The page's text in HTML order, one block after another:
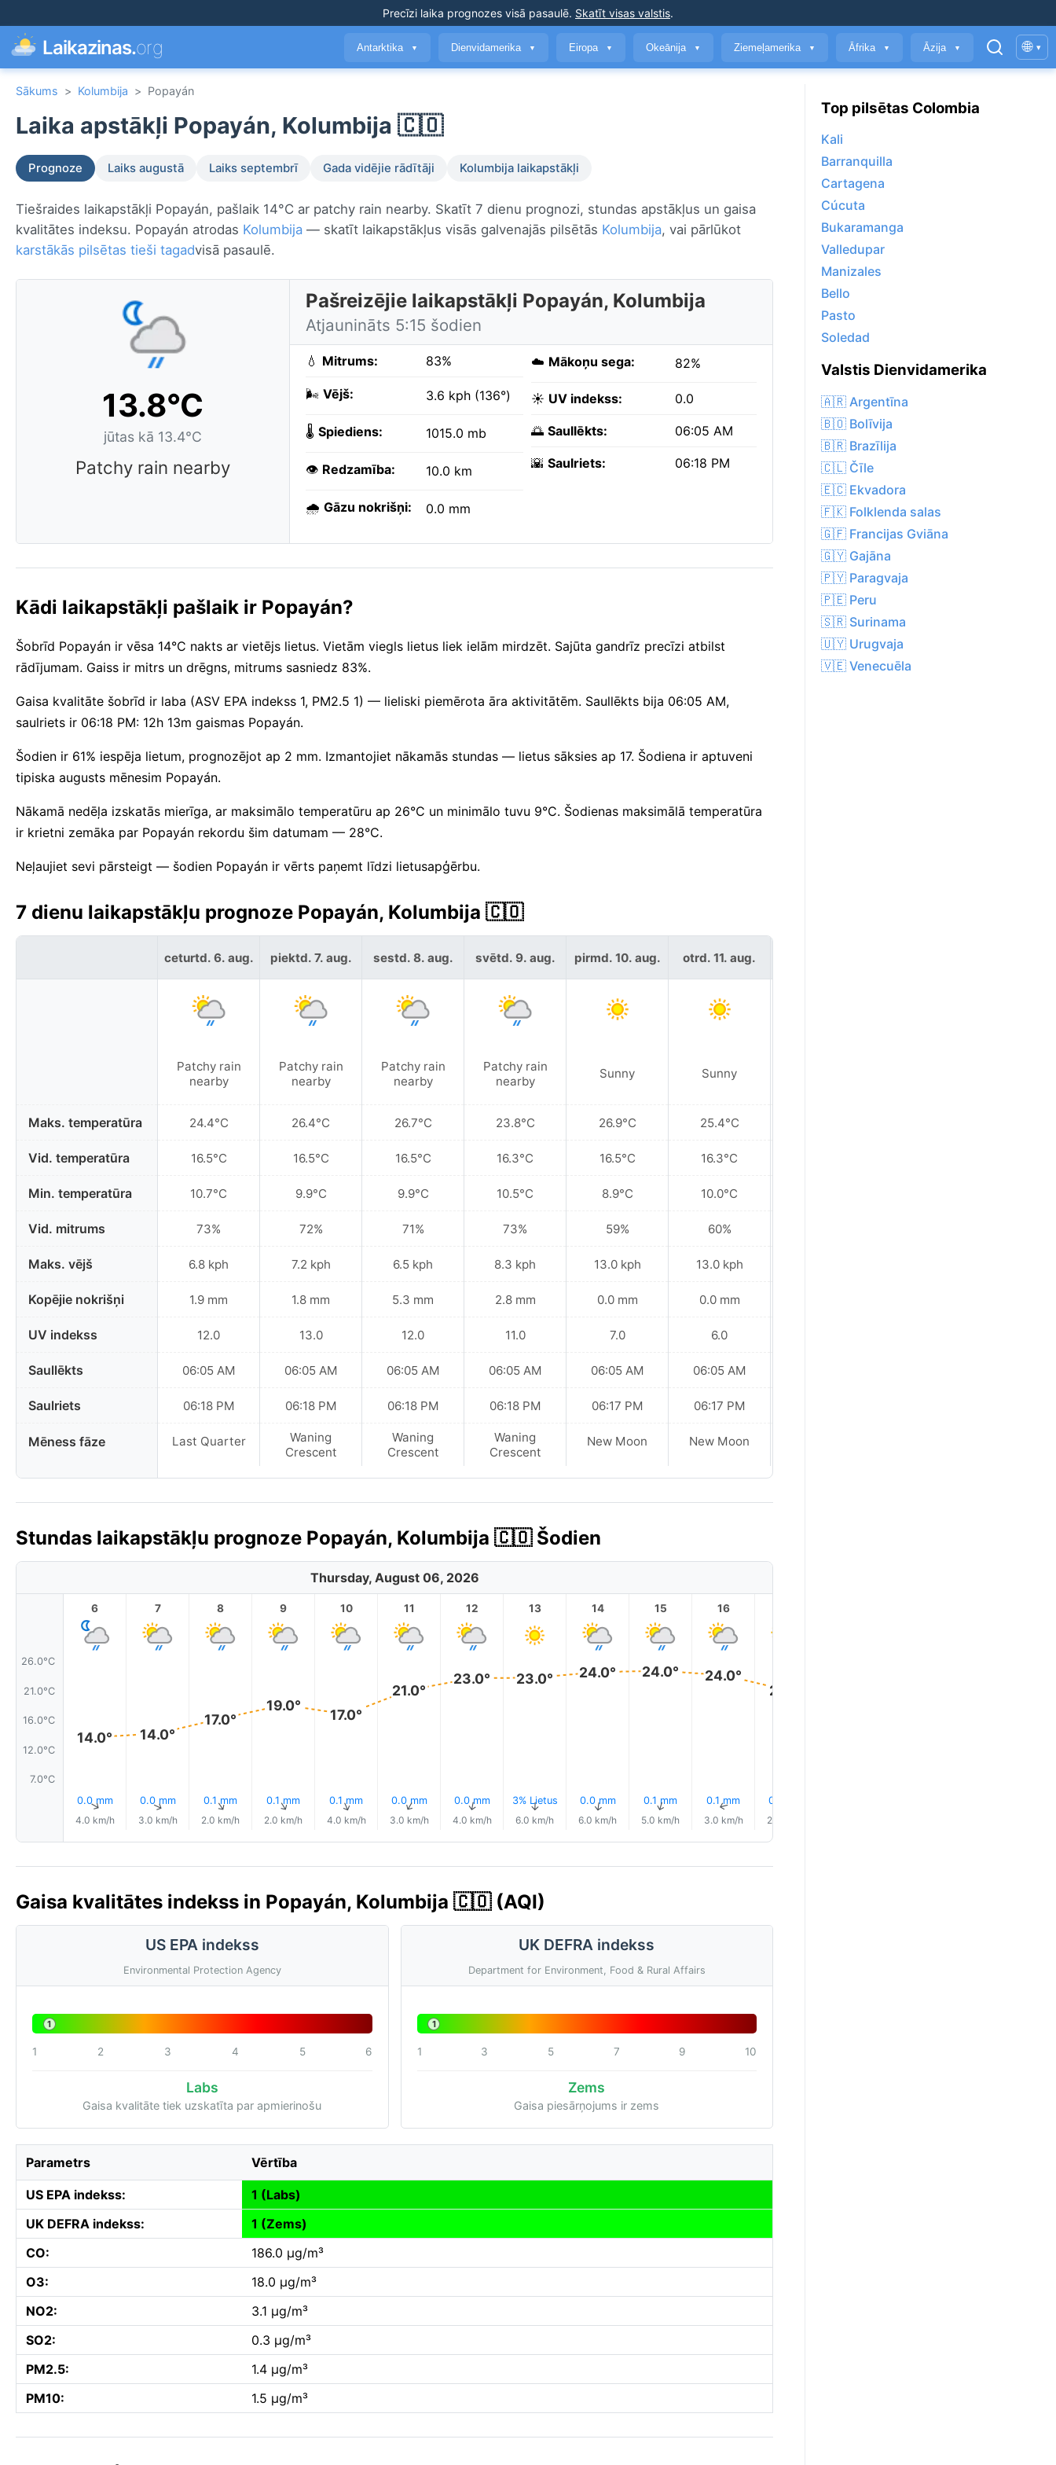
Precīzi laika prognozes visā pasaulē. Skatīt visas valstis.
Laikazinas.org Antarktika ▼ Dienvidamerika ▼ Eiropa ▼ Okeānija ▼ Ziemeļamerika ▼ Āfrika ▼ Āzija ▼ 🌐 ▾
Sākums > Kolumbija > Popayán
Laika apstākļi Popayán, Kolumbija 🇨🇴
Prognoze Laiks augustā Laiks septembrī Gada vidējie rādītāji Kolumbija laikapstākļi
Tiešraides laikapstākļi Popayán, pašlaik 14°C ar patchy rain nearby. Skatīt 7 dienu prognozi, stundas apstākļus un gaisa
kvalitātes indeksu. Popayán atrodas Kolumbija — skatīt laikapstākļus visās galvenajās pilsētās Kolumbija, vai pārlūkot
karstākās pilsētas tieši tagadvisā pasaulē.
13.8°C
jūtas kā 13.4°C
Patchy rain nearby
Pašreizējie laikapstākļi Popayán, Kolumbija
Atjaunināts 5:15 šodien
💧 Mitrums: 83%
🌬️ Vējš: 3.6 kph (136°)
🌡️ Spiediens: 1015.0 mb
👁️ Redzamība: 10.0 km
🌧️ Gāzu nokrišņi: 0.0 mm
☁️ Mākoņu sega: 82%
☀️ UV indekss: 0.0
🌅 Saullēkts: 06:05 AM
🌇 Saulriets: 06:18 PM
Kādi laikapstākļi pašlaik ir Popayán?
Šobrīd Popayán ir vēsa 14°C nakts ar vietējs lietus. Vietām viegls lietus liek ielām mirdzēt. Sajūta gandrīz precīzi atbilst
rādījumam. Gaiss ir mitrs un drēgns, mitrums sasniedz 83%.
Gaisa kvalitāte šobrīd ir laba (ASV EPA indekss 1, PM2.5 1) — lieliski piemērota āra aktivitātēm. Saullēkts bija 06:05 AM,
saulriets ir 06:18 PM: 12h 13m gaismas Popayán.
Šodien ir 61% iespēja lietum, prognozējot ap 2 mm. Izmantojiet nākamās stundas — lietus sāksies ap 17. Šodiena ir aptuveni
tipiska augusts mēnesim Popayán.
Nākamā nedēļa izskatās mierīga, ar maksimālo temperatūru ap 26°C un minimālo tuvu 9°C. Šodienas maksimālā temperatūra
ir krietni zemāka par Popayán rekordu šim datumam — 28°C.
Neļaujiet sevi pārsteigt — šodien Popayán ir vērts paņemt līdzi lietusapģērbu.
7 dienu laikapstākļu prognoze Popayán, Kolumbija 🇨🇴
Maks. temperatūra
Vid. temperatūra
Min. temperatūra
Vid. mitrums
Maks. vējš
Kopējie nokrišņi
UV indekss
Saullēkts
Saulriets
Mēness fāze
ceturtd. 6. aug.
Patchy rain
nearby
24.4°C
16.5°C
10.7°C
73%
6.8 kph
1.9 mm
12.0
06:05 AM
06:18 PM
Last Quarter
piektd. 7. aug.
Patchy rain
nearby
26.4°C
16.5°C
9.9°C
72%
7.2 kph
1.8 mm
13.0
06:05 AM
06:18 PM
Waning
Crescent
sestd. 8. aug.
Patchy rain
nearby
26.7°C
16.5°C
9.9°C
71%
6.5 kph
5.3 mm
12.0
06:05 AM
06:18 PM
Waning
Crescent
svētd. 9. aug.
Patchy rain
nearby
23.8°C
16.3°C
10.5°C
73%
8.3 kph
2.8 mm
11.0
06:05 AM
06:18 PM
Waning
Crescent
pirmd. 10. aug.
Sunny
26.9°C
16.5°C
8.9°C
59%
13.0 kph
0.0 mm
7.0
06:05 AM
06:17 PM
New Moon
otrd. 11. aug.
Sunny
25.4°C
16.3°C
10.0°C
60%
13.0 kph
0.0 mm
6.0
06:05 AM
06:17 PM
New Moon
Stundas laikapstākļu prognoze Popayán, Kolumbija 🇨🇴 Šodien
Thursday, August 06, 2026
26.0°C
21.0°C
16.0°C
12.0°C
7.0°C
6
14.0°
0.0 mm
↑
4.0 km/h
7
14.0°
0.0 mm
↑
3.0 km/h
8
17.0°
0.1 mm
↑
2.0 km/h
9
19.0°
0.1 mm
↑
2.0 km/h
10
17.0°
0.1 mm
↑
4.0 km/h
11
21.0°
0.0 mm
↑
3.0 km/h
12
23.0°
0.0 mm
↑
4.0 km/h
13
23.0°
3% Lietus
↑
6.0 km/h
14
24.0°
0.0 mm
↑
6.0 km/h
15
24.0°
0.1 mm
↑
5.0 km/h
16
24.0°
0.1 mm
↑
3.0 km/h
21.0°
0.5 mm
2.0 km/h
Gaisa kvalitātes indekss in Popayán, Kolumbija 🇨🇴 (AQI)
US EPA indekss
Environmental Protection Agency
1
1 2 3 4 5 6
Labs
Gaisa kvalitāte tiek uzskatīta par apmierinošu
UK DEFRA indekss
Department for Environment, Food & Rural Affairs
1
1 3 5 7 9 10
Zems
Gaisa piesārņojums ir zems
Parametrs Vērtība
US EPA indekss:
1 (Labs)
UK DEFRA indekss:
1 (Zems)
CO:
186.0 µg/m³
O3:
18.0 µg/m³
NO2:
3.1 µg/m³
SO2:
0.3 µg/m³
PM2.5:
1.4 µg/m³
PM10:
1.5 µg/m³
Top pilsētas Colombia
Kali
Barranquilla
Cartagena
Cúcuta
Bukaramanga
Valledupar
Manizales
Bello
Pasto
Soledad
Valstis Dienvidamerika
🇦🇷 Argentīna
🇧🇴 Bolīvija
🇧🇷 Brazīlija
🇨🇱 Čīle
🇪🇨 Ekvadora
🇫🇰 Folklenda salas
🇬🇫 Francijas Gviāna
🇬🇾 Gajāna
🇵🇾 Paragvaja
🇵🇪 Peru
🇸🇷 Surinama
🇺🇾 Urugvaja
🇻🇪 Venecuēla